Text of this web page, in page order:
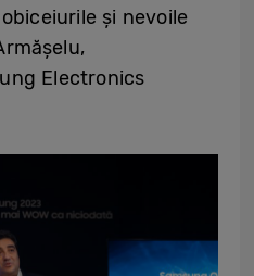
și nevoile
Electronics